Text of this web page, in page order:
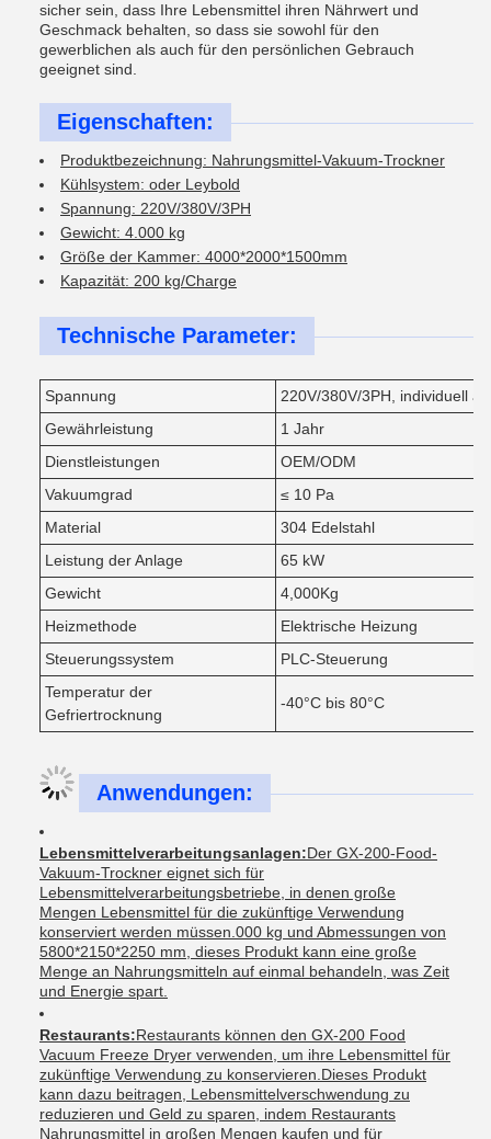
sicher sein, dass Ihre Lebensmittel ihren Nährwert und
Geschmack behalten, so dass sie sowohl für den
gewerblichen als auch für den persönlichen Gebrauch
geeignet sind.
Eigenschaften:
Produktbezeichnung: Nahrungsmittel-Vakuum-Trockner
Kühlsystem: oder Leybold
Spannung: 220V/380V/3PH
Gewicht: 4.000 kg
Größe der Kammer: 4000*2000*1500mm
Kapazität: 200 kg/Charge
Technische Parameter:
Spannung
220V/380V/3PH, individuell
Gewährleistung
1 Jahr
Dienstleistungen
OEM/ODM
Vakuumgrad
≤ 10 Pa
Material
304 Edelstahl
Leistung der Anlage
65 kW
Gewicht
4,000Kg
Heizmethode
Elektrische Heizung
Steuerungssystem
PLC-Steuerung
Temperatur der
Gefriertrocknung
-40°C bis 80°C
Anwendungen:
Lebensmittelverarbeitungsanlagen:Der GX-200-Food-
Vakuum-Trockner eignet sich für
Lebensmittelverarbeitungsbetriebe, in denen große
Mengen Lebensmittel für die zukünftige Verwendung
konserviert werden müssen.000 kg und Abmessungen von
5800*2150*2250 mm, dieses Produkt kann eine große
Menge an Nahrungsmitteln auf einmal behandeln, was Zeit
und Energie spart.
Restaurants:Restaurants können den GX-200 Food
Vacuum Freeze Dryer verwenden, um ihre Lebensmittel für
zukünftige Verwendung zu konservieren.Dieses Produkt
kann dazu beitragen, Lebensmittelverschwendung zu
reduzieren und Geld zu sparen, indem Restaurants
Nahrungsmittel in großen Mengen kaufen und für